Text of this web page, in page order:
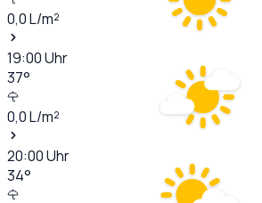
0,0L/m²
19:00Uhr
37°
0,0L/m²
20:00Uhr
34°